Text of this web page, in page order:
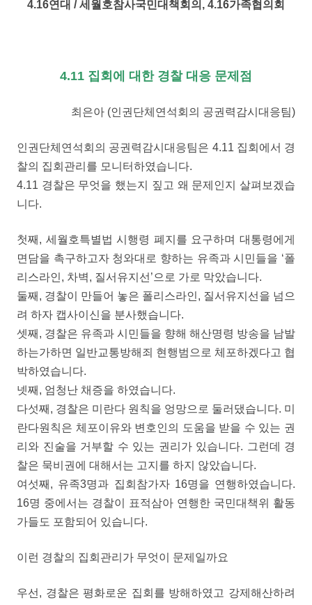
4.16연대 / 세월호참사국민대책회의, 4.16가족협의회
4.11 집회에 대한 경찰 대응 문제점
최은아 (인권단체연석회의 공권력감시대응팀)
인권단체연석회의 공권력감시대응팀은 4.11 집회에서 경
찰의 집회관리를 모니터하였습니다.
4.11 경찰은 무엇을 했는지 짚고 왜 문제인지 살펴보겠습
니다.
첫째, 세월호특별법 시행령 폐지를 요구하며 대통령에게
면담을 촉구하고자 청와대로 향하는 유족과 시민들을 ‘폴
리스라인, 차벽, 질서유지선’으로 가로 막았습니다.
둘째, 경찰이 만들어 놓은 폴리스라인, 질서유지선을 넘으
려 하자 캡사이신을 분사했습니다.
셋째, 경찰은 유족과 시민들을 향해 해산명령 방송을 남발
하는가하면 일반교통방해죄 현행범으로 체포하겠다고 협
박하였습니다.
넷째, 엄청난 채증을 하였습니다.
다섯째, 경찰은 미란다 원칙을 엉망으로 둘러댔습니다. 미
란다원칙은 체포이유와 변호인의 도움을 받을 수 있는 권
리와 진술을 거부할 수 있는 권리가 있습니다. 그런데 경
찰은 묵비권에 대해서는 고지를 하지 않았습니다.
여섯째, 유족3명과 집회참가자 16명을 연행하였습니다.
16명 중에서는 경찰이 표적삼아 연행한 국민대책위 활동
가들도 포함되어 있습니다.
이런 경찰의 집회관리가 무엇이 문제일까요
우선, 경찰은 평화로운 집회를 방해하였고 강제해산하려